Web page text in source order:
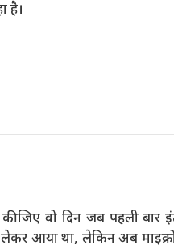
है।
कीजिए वो दिन जब पहली बार
लेकर आया था, लेकिन अब